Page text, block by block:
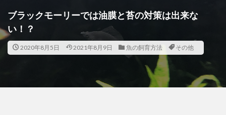
ブラックモーリーでは油膜と苔の対策は出来な
い！？
2020年8月5日 2021年8月9日 魚の飼育方法 その他